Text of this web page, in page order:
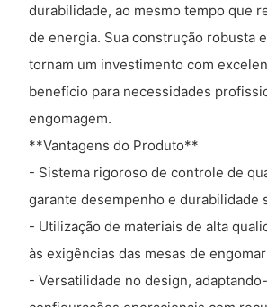
durabilidade, ao mesmo tempo que
de energia. Sua construção robusta
tornam um investimento com
benefício para necessidades
engomagem.
**Vantagens do Produto**
- Sistema rigoroso de controle de
garante desempenho e durabilidade
- Utilização de materiais de alta
às exigências das mesas de
- Versatilidade no design,